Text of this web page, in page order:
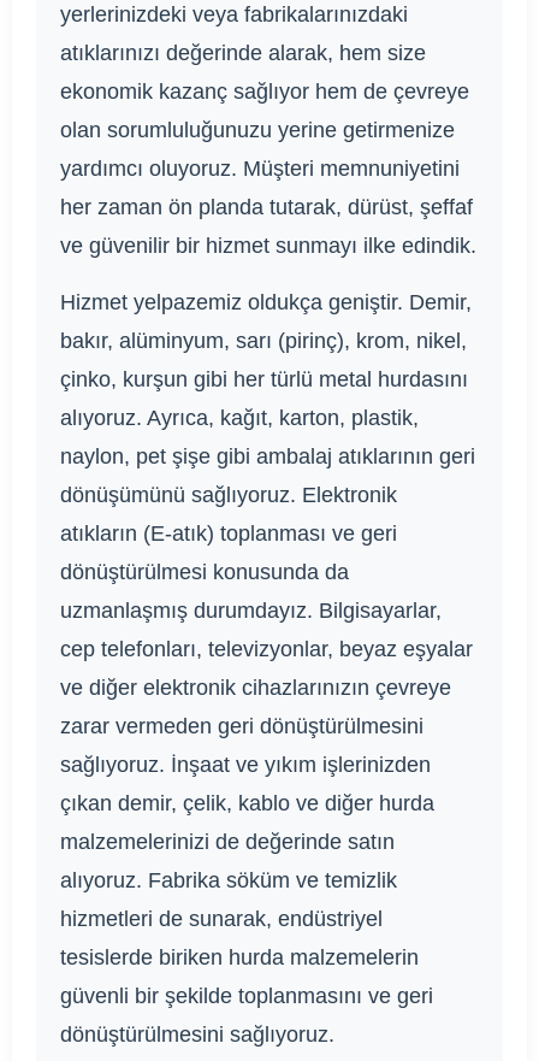
yerlerinizdeki veya fabrikalarınızdaki
atıklarınızı değerinde alarak, hem size
ekonomik kazanç sağlıyor hem de çevreye
olan sorumluluğunuzu yerine getirmenize
yardımcı oluyoruz. Müşteri memnuniyetini
her zaman ön planda tutarak, dürüst, şeffaf
ve güvenilir bir hizmet sunmayı ilke edindik.
Hizmet yelpazemiz oldukça geniştir. Demir,
bakır, alüminyum, sarı (pirinç), krom, nikel,
çinko, kurşun gibi her türlü metal hurdasını
alıyoruz. Ayrıca, kağıt, karton, plastik,
naylon, pet şişe gibi ambalaj atıklarının geri
dönüşümünü sağlıyoruz. Elektronik
atıkların (E-atık) toplanması ve geri
dönüştürülmesi konusunda da
uzmanlaşmış durumdayız. Bilgisayarlar,
cep telefonları, televizyonlar, beyaz eşyalar
ve diğer elektronik cihazlarınızın çevreye
zarar vermeden geri dönüştürülmesini
sağlıyoruz. İnşaat ve yıkım işlerinizden
çıkan demir, çelik, kablo ve diğer hurda
malzemelerinizi de değerinde satın
alıyoruz. Fabrika söküm ve temizlik
hizmetleri de sunarak, endüstriyel
tesislerde biriken hurda malzemelerin
güvenli bir şekilde toplanmasını ve geri
dönüştürülmesini sağlıyoruz.